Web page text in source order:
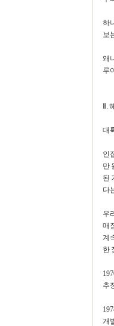
하
보
왜
루
Ⅱ.
대
인
만
된
다
우
매
계
한
추
개